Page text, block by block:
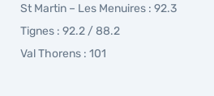
St Martin – Les Menuires : 92.3
Tignes : 92.2 / 88.2
Val Thorens : 101